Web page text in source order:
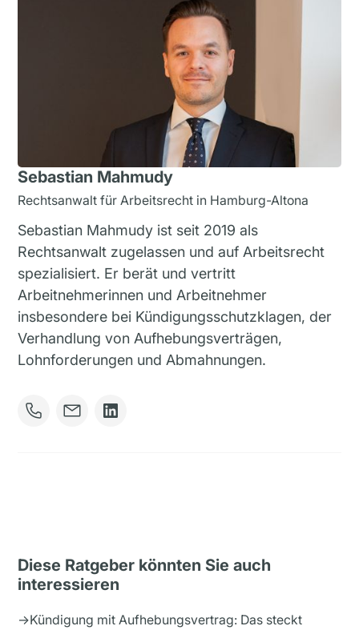
Sebastian Mahmudy
Rechtsanwalt für Arbeitsrecht in Hamburg-Altona
Sebastian Mahmudy ist seit 2019 als
Rechtsanwalt zugelassen und auf Arbeitsrecht
spezialisiert. Er berät und vertritt
Arbeitnehmerinnen und Arbeitnehmer
insbesondere bei Kündigungsschutzklagen, der
Verhandlung von Aufhebungsverträgen,
Lohnforderungen und Abmahnungen.
Diese Ratgeber könnten Sie auch
interessieren
→Kündigung mit Aufhebungsvertrag: Das steckt